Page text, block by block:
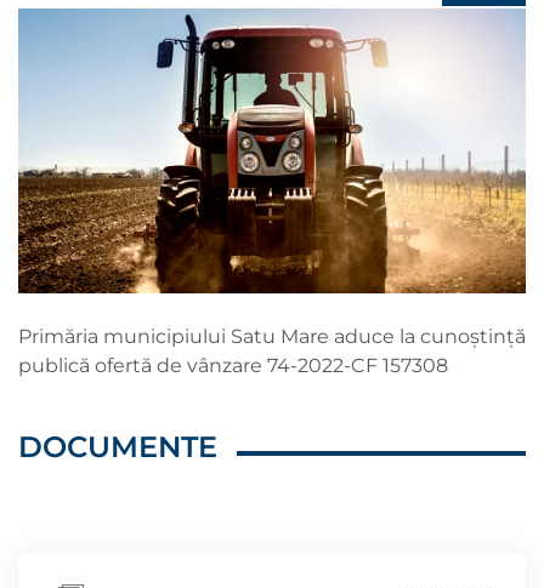
Primăria municipiului Satu Mare aduce la cunoștință
publică ofertă de vânzare 74-2022-CF 157308
DOCUMENTE